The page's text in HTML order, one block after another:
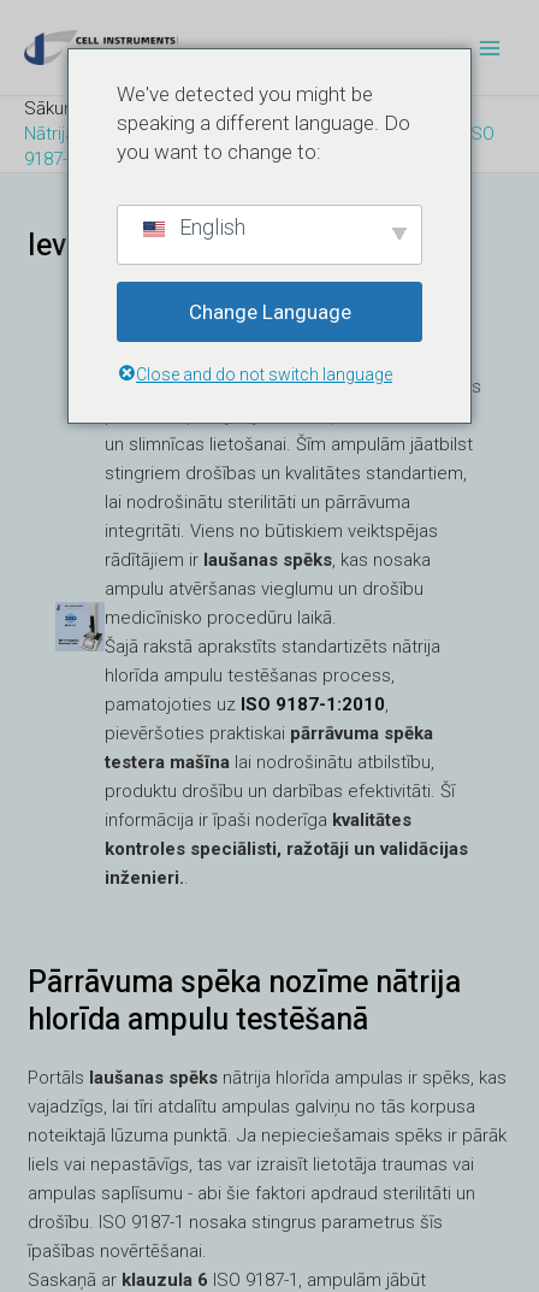
saturu
Sākums
Blogs
Nātrija hlorīda ampuļu spēka testēšanas rokasgrāmata ISO
9187-1 atbilstības nodrošināšanai
Ievads nātrija hlorīda ampulās
iepakojuma formāts farmācijas rūpniecībā, kas
un slimnīcas lietošanai. Šīm ampulām jāatbilst
stingriem drošības un kvalitātes standartiem,
lai nodrošinātu sterilitāti un pārrāvuma
integritāti. Viens no būtiskiem veiktspējas
rādītājiem ir laušanas spēks, kas nosaka
ampulu atvēršanas vieglumu un drošību
medicīnisko procedūru laikā.
Šajā rakstā aprakstīts standartizēts nātrija
hlorīda ampulu testēšanas process,
pamatojoties uz ISO 9187-1:2010,
pievēršoties praktiskai pārrāvuma spēka
testera mašīnalai nodrošinātu atbilstību,
produktu drošību un darbības efektivitāti. Šī
informācija ir īpaši noderīga kvalitātes
kontroles speciālisti, ražotāji un validācijas
inženieri..
Pārrāvuma spēka nozīme nātrija
hlorīda ampulu testēšanā
Portāls laušanas spēks nātrija hlorīda ampulas ir spēks, kas
vajadzīgs, lai tīri atdalītu ampulas galviņu no tās korpusa
noteiktajā lūzuma punktā. Ja nepieciešamais spēks ir pārāk
liels vai nepastāvīgs, tas var izraisīt lietotāja traumas vai
ampulas saplīsumu - abi šie faktori apdraud sterilitāti un
drošību. ISO 9187-1 nosaka stingrus parametrus šīs
īpašības novērtēšanai.
Saskaņā ar klauzula 6 ISO 9187-1, ampulām jābūt
navigācija
We've detected you might be
speaking a different language. Do
you want to change to:
English
Change Language
Close and do not switch language